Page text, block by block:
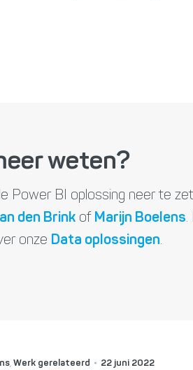
weten?
Power BI oplossing neer te
den Brinkof Marijn Boelens.
onze Data oplossingen.
, Werk gerelateerd 22 juni 2022